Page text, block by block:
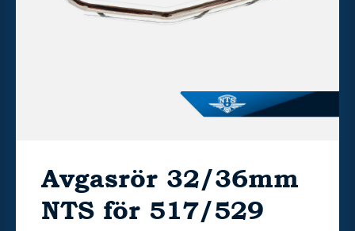
Avgasrör 32/36mm
NTS för 517/529